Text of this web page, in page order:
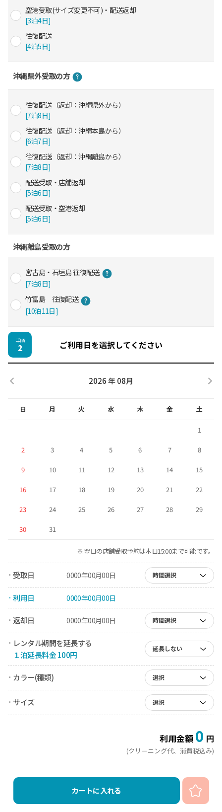
空港受取(サイズ変更不可)・配送返却
[3泊4日]
往復配送
[4泊5日]
沖縄県外受取の方
往復配送（返却：沖縄県外から）
[7泊8日]
往復配送（返却：沖縄本島から）
[6泊7日]
往復配送（返却：沖縄離島から）
[7泊8日]
配送受取・店舗返却
[5泊6日]
配送受取・空港返却
[5泊6日]
沖縄離島受取の方
宮古島・石垣島 往復配送
[7泊8日]
竹富島 往復配送
[10泊11日]
手順
2 ご利用日を選択してください
2026 年 08月
日 月 火 水 木 金 土
1
2 3 4 5 6 7 8
9 10 11 12 13 14 15
16 17 18 19 20 21 22
23 24 25 26 27 28 29
30 31
※ 翌日の店舗受取予約は本日15:00まで可能です。
· 受取日 0000年00月00日 時間選択
· 利用日 0000年00月00日
· 返却日 0000年00月00日 時間選択
· レンタル期間を延長する
１泊延長料金 100円
延長しない
· カラー(種類) 選択
· サイズ 選択
利用金額 0 円
(クリーニング代、消費税込み)
カートに入れる